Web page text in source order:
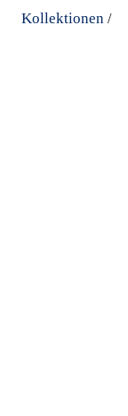
Kollektionen /